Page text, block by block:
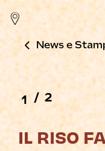
News e
IL RISO
1 / 2